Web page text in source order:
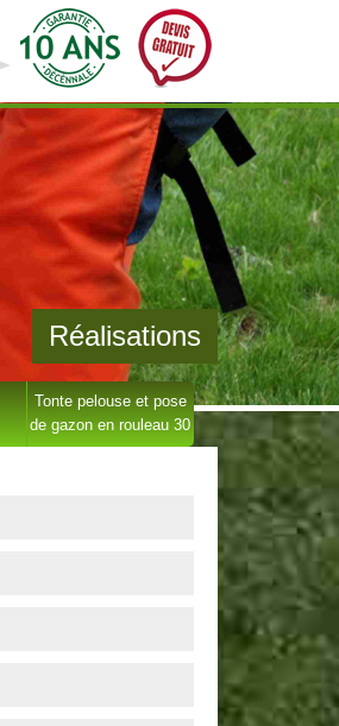
Réalisations
Tonte pelouse et pose
de gazon en rouleau 30